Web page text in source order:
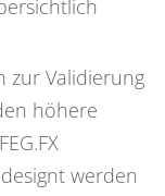
zur Validierung
höhere
werden